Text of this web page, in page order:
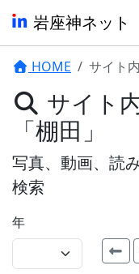
岩座神ネット
HOME サイト
サイト
「棚田」
写真、動画、読
検索
年